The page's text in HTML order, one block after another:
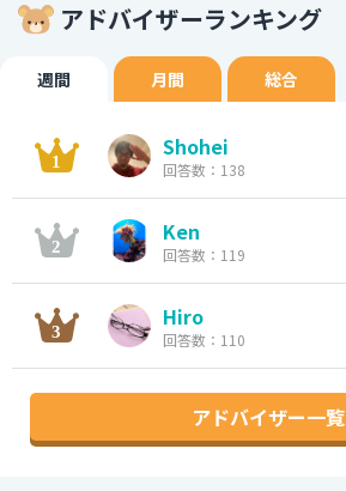
アドバイザーランキング
週間 月間 総合
Shohei
回答数：138
Ken
回答数：119
Hiro
回答数：110
アドバイザー一覧